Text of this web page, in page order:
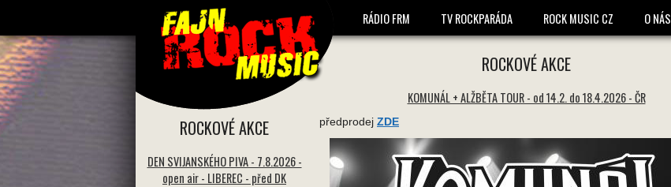
RÁDIO FRM TV ROCKPARÁDA ROCK MUSIC CZ O NÁS
ROCKOVÉ AKCE
DEN SVIJANSKÉHO PIVA - 7.8.2026 -
open air - LIBEREC - před DK
ROCKOVÉ AKCE
KOMUNÁL + ALŽBĚTA TOUR - od 14.2. do 18.4.2026 - ČR
předprodej ZDE